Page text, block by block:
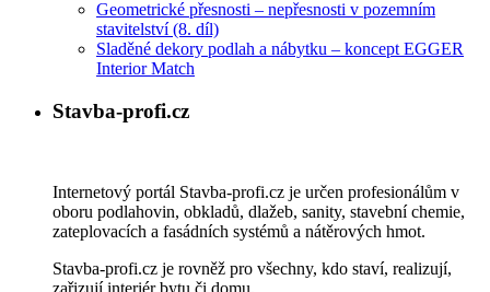
Geometrické přesnosti – nepřesnosti v pozemním
stavitelství (8. díl)
Sladěné dekory podlah a nábytku – koncept EGGER
Interior Match
Stavba-profi.cz
Internetový portál Stavba-profi.cz je určen profesionálům v
oboru podlahovin, obkladů, dlažeb, sanity, stavební chemie,
zateplovacích a fasádních systémů a nátěrových hmot.
Stavba-profi.cz je rovněž pro všechny, kdo staví, realizují,